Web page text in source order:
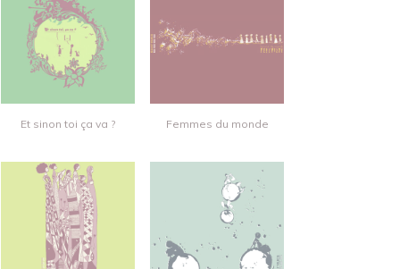
Et sinon toi ça va ? Femmes du monde